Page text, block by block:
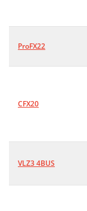
ProFX22
CFX20
VLZ3 4BUS